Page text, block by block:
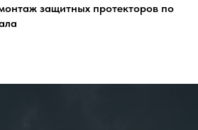
защитных протекторов по